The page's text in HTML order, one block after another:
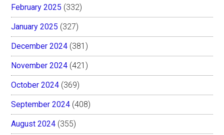
February 2025 (332)
January 2025 (327)
December 2024 (381)
November 2024 (421)
October 2024 (369)
September 2024 (408)
August 2024 (355)